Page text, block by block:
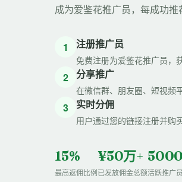
成为爱鉴花推广员，每成功
1 注册推广员
免费注册为爱鉴花推广员，
2 分享推广
在微信群、朋友圈、短视频
3 实时分佣
用户通过您的链接注册并购
15%
最高返佣比例
¥50万+
已发放佣金总额活跃推广员